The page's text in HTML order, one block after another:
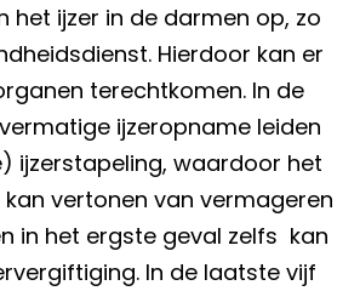
het ijzer in de darmen op, zo
Hierdoor kan er
terechtkomen. In de
ijzeropname leiden
ijzerstapeling, waardoor het
vertonen van vermageren
in het ergste geval zelfs kan
In de laatste vijf